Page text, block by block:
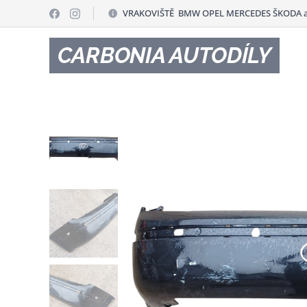
VRAKOVIŠTĚ BMW OPEL MERCEDES ŠKODA
CARBONIA AUTODÍLY